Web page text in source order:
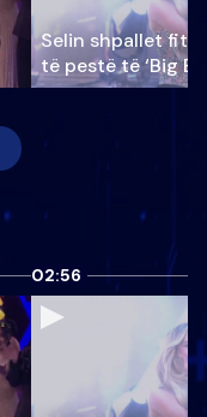
Selin shpallet
të pestë të ‘Big
02:56